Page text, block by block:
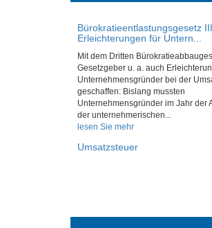
Bürokratieentlastungsgesetz
Erleichterungen für Untern...
Mit dem Dritten
Gesetzgeber u. a. auch
Unternehmensgründer bei der
geschaffen: Bislang mussten
Unternehmensgründer im Jahr der
der unternehmerischen...
lesen Sie mehr
Umsatzsteuer